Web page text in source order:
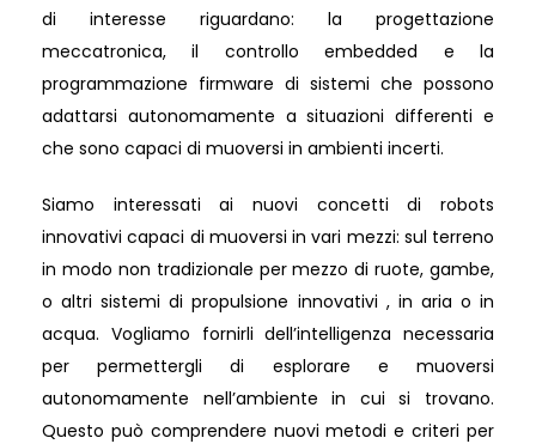
di interesse riguardano: la progettazione
meccatronica, il controllo embedded e la
programmazione firmware di sistemi che possono
adattarsi autonomamente a situazioni differenti e
che sono capaci di muoversi in ambienti incerti.
Siamo interessati ai nuovi concetti di robots
innovativi capaci di muoversi in vari mezzi: sul terreno
in modo non tradizionale per mezzo di ruote, gambe,
o altri sistemi di propulsione innovativi , in aria o in
acqua. Vogliamo fornirli dell’intelligenza necessaria
per permettergli di esplorare e muoversi
autonomamente nell’ambiente in cui si trovano.
Questo può comprendere nuovi metodi e criteri per